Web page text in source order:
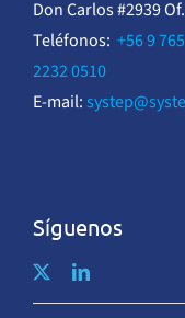
Don Carlos #2939
Teléfonos: +56 9
2232 0510
E-mail:
Síguenos